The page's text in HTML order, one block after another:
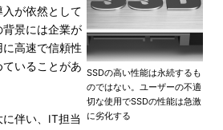
SSDの高い性能は永続するも
のではない。ユーザーの不適
切な使用でSSDの性能は急激
に劣化する
が依然として
景には企業が
高速で信頼性
いることがあ
伴い、IT担当